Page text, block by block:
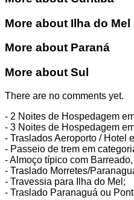
This page can't load
Do you own this website?
More about Ilha do Mel
More about Paraná
More about Sul
There are no comments yet.
- 2 Noites de Hospedagem
- 3 Noites de Hospedagem
- Traslados Aeroporto / Hotel
- Passeio de trem em
- Almoço típico com
- Traslado Morretes/
- Travessia para Ilha do Mel;
- Traslado Paranaguá ou